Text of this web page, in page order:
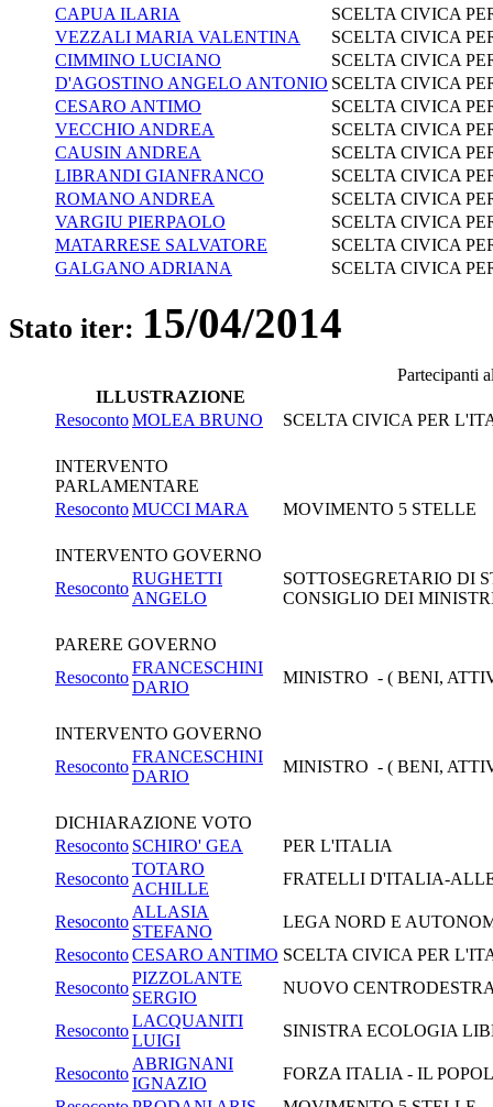
CAPUA ILARIA
SCELTA CIVICA
VEZZALI MARIA VALENTINA
SCELTA CIVICA
CIMMINO LUCIANO
SCELTA CIVICA
D'AGOSTINO ANGELO ANTONIO SCELTA CIVICA
CESARO ANTIMO
SCELTA CIVICA
VECCHIO ANDREA
SCELTA CIVICA
CAUSIN ANDREA
SCELTA CIVICA
LIBRANDI GIANFRANCO
SCELTA CIVICA
ROMANO ANDREA
SCELTA CIVICA
VARGIU PIERPAOLO
SCELTA CIVICA
MATARRESE SALVATORE
SCELTA CIVICA
GALGANO ADRIANA
SCELTA CIVICA
Stato iter: 15/04/2014
Partecipanti
ILLUSTRAZIONE
ResocontoMOLEA BRUNO SCELTA CIVICA PER
INTERVENTO
PARLAMENTARE
ResocontoMUCCI MARA MOVIMENTO 5 STELLE
INTERVENTO GOVERNO
Resoconto
RUGHETTI
ANGELO
SOTTOSEGRETARIO DI
CONSIGLIO DEI
PARERE GOVERNO
Resoconto
FRANCESCHINI
DARIO
MINISTRO - ( BENI,
INTERVENTO GOVERNO
Resoconto
FRANCESCHINI
DARIO
MINISTRO - ( BENI,
DICHIARAZIONE VOTO
Resoconto SCHIRO' GEA
PER L'ITALIA
Resoconto
TOTARO
ACHILLE
FRATELLI D'ITALIA-
Resoconto
ALLASIA
STEFANO
LEGA NORD E
ResocontoCESARO ANTIMO SCELTA CIVICA PER
Resoconto
PIZZOLANTE
SERGIO
NUOVO
Resoconto
LACQUANITI
LUIGI
SINISTRA ECOLOGIA
Resoconto
ABRIGNANI
IGNAZIO
FORZA ITALIA - IL